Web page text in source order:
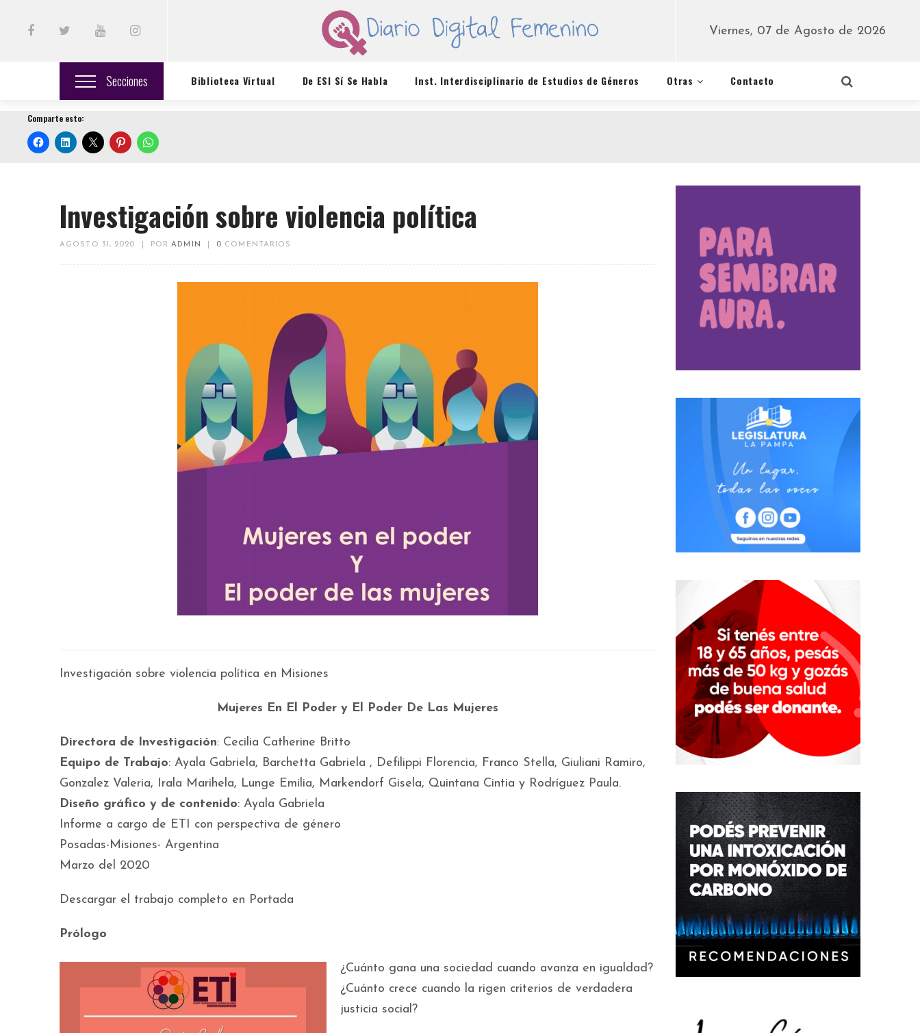
Viernes, 07 de Agosto de 2026
Secciones Biblioteca Virtual De ESI Sí Se Habla Inst. Interdisciplinario de Estudios de Géneros Otras Contacto
Comparte esto:
Investigación sobre violencia política
AGOSTO 31, 2020 PORADMIN 0 COMENTARIOS
Investigación sobre violencia política en Misiones
Mujeres En El Poder y El Poder De Las Mujeres
Directora de Investigación: Cecilia Catherine Britto
Equipo de Trabajo: Ayala Gabriela, Barchetta Gabriela , Defilippi Florencia, Franco Stella, Giuliani Ramiro,
Gonzalez Valeria, Irala Marihela, Lunge Emilia, Markendorf Gisela, Quintana Cintia y Rodríguez Paula.
Diseño gráfico y de contenido: Ayala Gabriela
Informe a cargo de ETI con perspectiva de género
Posadas-Misiones- Argentina
Marzo del 2020
Descargar el trabajo completo en Portada
Prólogo
¿Cuánto gana una sociedad cuando avanza en igualdad?
¿Cuánto crece cuando la rigen criterios de verdadera
justicia social?